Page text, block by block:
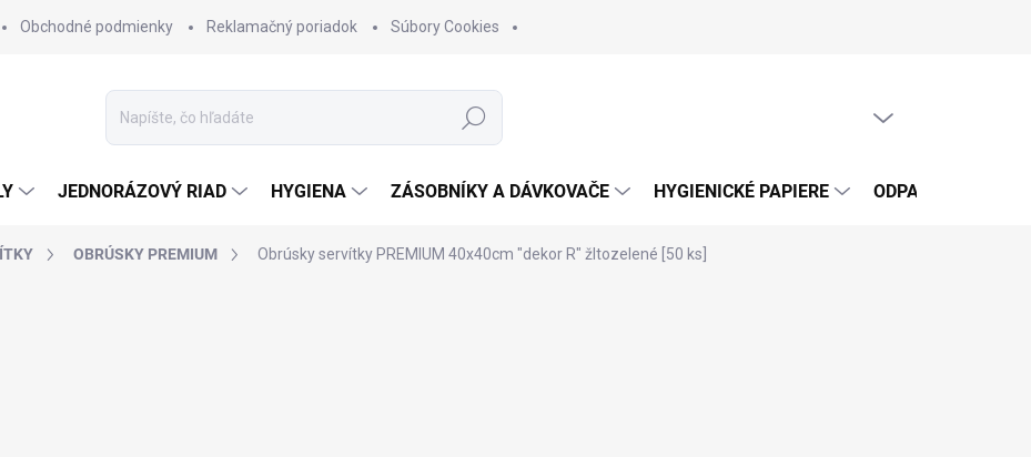
Obchodné podmienky Reklamačný poriadok Súbory Cookies
Hľadať
JEDNORÁZOVÝ RIAD HYGIENA ZÁSOBNÍKY A DÁVKOVAČE HYGIENICKÉ PAPIERE ODPADOVÉ VRECIA
OBRÚSKY PREMIUM Obrúsky servítky PREMIUM 40x40cm "dekor R" žltozelené [50 ks]